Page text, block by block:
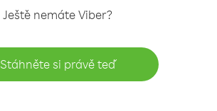
Ještě nemáte Viber?
Stáhněte si právě teď